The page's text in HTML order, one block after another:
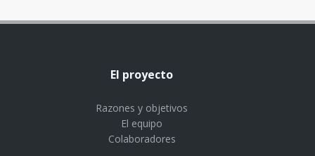
El proyecto
Razones y objetivos
El equipo
Colaboradores